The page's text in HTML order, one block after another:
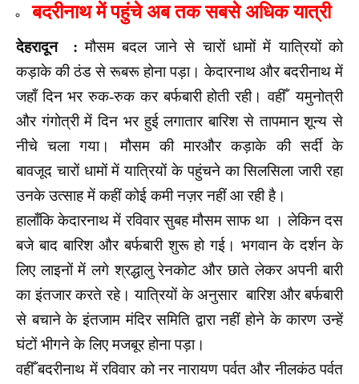
बदरीनाथ में पहुंचे अब तक सबसे अधिक यात्री
देहरादून :मौसम बदल जाने से चारों धामों में यात्रियों को
कड़ाके की ठंड से रूबरू होना पड़ा। केदारनाथ और बदरीनाथ में
जहाँ दिन भर रुक-रुक कर बर्फबारी होती रही। वहीँ यमुनोत्री
और गंगोत्री में दिन भर हुई लगातार बारिश से तापमान शून्य से
नीचे चला गया। मौसम की मारऔर कड़ाके की सर्दी के
बावजूद चारों धामों में यात्रियों के पहुंचने का सिलसिला जारी रहा
उनके उत्साह में कहीं कोई कमी नज़र नहीं आ रही है।
हालाँकि केदारनाथ में रविवार सुबह मौसम साफ था । लेकिन दस
बजे बाद बारिश और बर्फबारी शुरू हो गई। भगवान के दर्शन के
लिए लाइनों में लगे श्रद्धालु रेनकोट और छाते लेकर अपनी बारी
का इंतजार करते रहे। यात्रियों के अनुसार बारिश और बर्फबारी
से बचाने के इंतजाम मंदिर समिति द्वारा नहीं होने के कारण उन्हें
घंटों भीगने के लिए मजबूर होना पड़ा।
वहीँ बदरीनाथ में रविवार को नर नारायण पर्वत और नीलकंठ पर्वत